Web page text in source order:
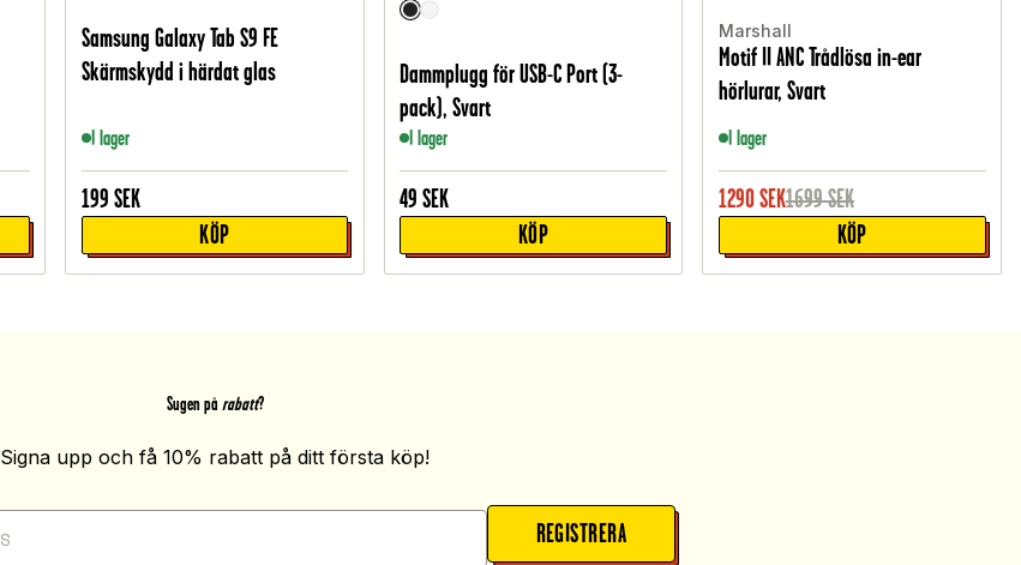
Samsung Galaxy Tab S9 FE
Skärmskydd i härdat glas
I lager
199 SEK
KÖP
Dammplugg för USB-C Port (3-
pack), Svart
I lager
49 SEK
KÖP
Marshall
Motif II ANC Trådlösa in-ear
hörlurar, Svart
I lager
1290SEK1699SEK
KÖP
Sugen på rabatt?
Signa upp och få 10% rabatt på ditt första köp!
REGISTRERA